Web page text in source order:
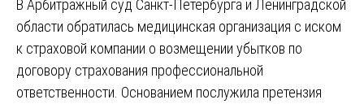
В Арбитражный суд Санкт-Петербурга и Ленинградской
области обратилась медицинская организация с иском
к страховой компании о возмещении убытков по
договору страхования профессиональной
ответственности. Основанием послужила претензия